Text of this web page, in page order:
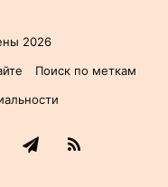
2026
Поиск по меткам
Telegram
RSS